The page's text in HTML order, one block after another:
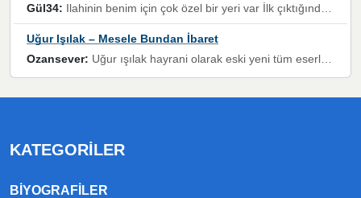
Gül34: Ilahinin benim için çok özel bir yeri var İlk çıktığında komşum ne kadar yüksek sesle dinliyorsa orada duymuştum ve YouTube'dan aratıp Bu ilahiyi bulmuştum ve sonra müdavimi oldum günlük Ben de 3-5 kere dinleyip ezberleyip artık ilahiye bende eşlik ediyorum yüksek sesle Allah razı olsun hizmet nimettir Rabbim sizin zahmetlerinize de hayırlı nimetler versin Selam ve dua ile Allah'a emanet olun
Uğur Işılak – Mesele Bundan İbaret
Ozansever: Uğur ışılak hayrani olarak eski yeni tüm eserlerini keyifle huzurla dinleyenlerden birisiyim, emeğine saygı duyan gönül veren bunu en güzel şekilde sevenlerine ulaştıran siz değerli sayfa yöneticilerine de teşekkür ederim
KATEGORILER
BIYOGRAFILER